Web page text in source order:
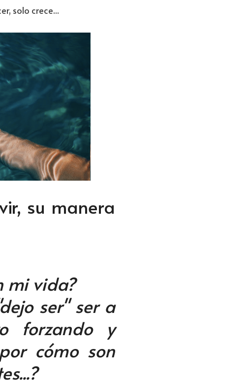
solo crece...
su manera
mi vida?
ser" ser a
forzando y
cómo son